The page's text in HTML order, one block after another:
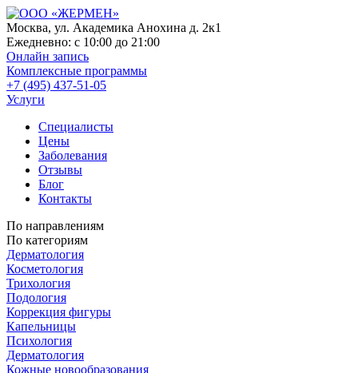
Москва, ул. Академика Анохина д. 2к1
Ежедневно: с 10:00 до 21:00
Онлайн запись
Комплексные программы
+7 (495) 437-51-05
Услуги
Специалисты
Цены
Заболевания
Отзывы
Блог
Контакты
По направлениям
По категориям
Дерматология
Косметология
Трихология
Подология
Коррекция фигуры
Капельницы
Психология
Дерматология
Кожные новообразования